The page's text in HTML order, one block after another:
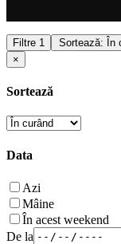
Filtre 1
Sortează: În
×
Sortează
Data
Azi
Mâine
În acest weekend
De la